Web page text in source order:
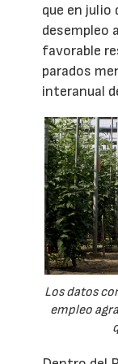
que en julio
desempleo
favorable
parados
interanual
Los datos
empleo